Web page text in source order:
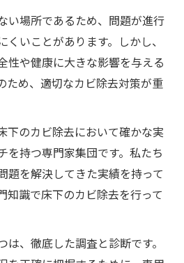
い場所であるため、問題が進行
くいことがあります。しかし、
性や健康に大きな影響を与える
ため、適切なカビ除去対策が重
下のカビ除去において確かな実
を持つ専門家集団です。私たち
題を解決してきた実績を持って
知識で床下のカビ除去を行って
、徹底した調査と診断です。